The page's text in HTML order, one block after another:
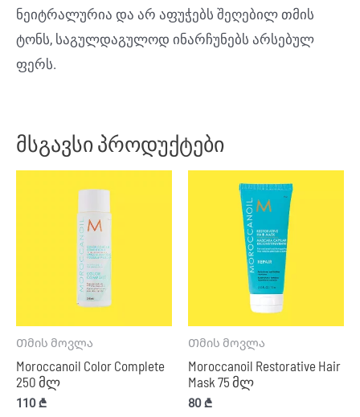
ნეიტრალურია და არ აფუჭებს შეღებილ თმის
ტონს, საგულდაგულოდ ინარჩუნებს არსებულ
ფერს.
მსგავსი პროდუქტები
Თმის მოვლა
Moroccanoil Color Complete
250 მლ
110₾
Თმის მოვლა
Moroccanoil Restorative Hair
Mask 75 მლ
80₾